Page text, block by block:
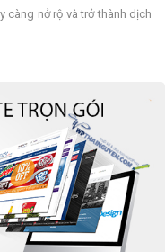
càng nở rộ và trở thành dịch